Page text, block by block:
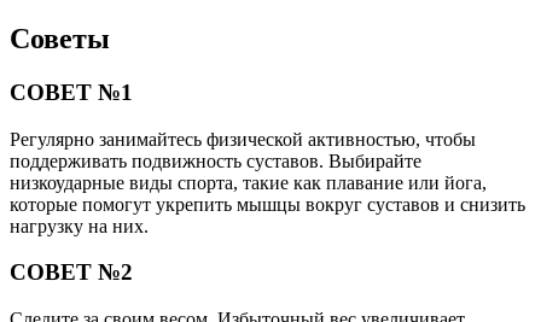
Советы
СОВЕТ №1
Регулярно занимайтесь физической активностью, чтобы
поддерживать подвижность суставов. Выбирайте
низкоударные виды спорта, такие как плавание или йога,
которые помогут укрепить мышцы вокруг суставов и снизить
нагрузку на них.
СОВЕТ №2